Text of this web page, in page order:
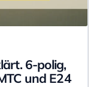
6-polig,
und E24